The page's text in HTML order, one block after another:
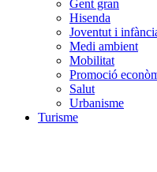
Gent gran
Hisenda
Joventut i
Medi ambient
Mobilitat
Promoció
Salut
Urbanisme
Turisme